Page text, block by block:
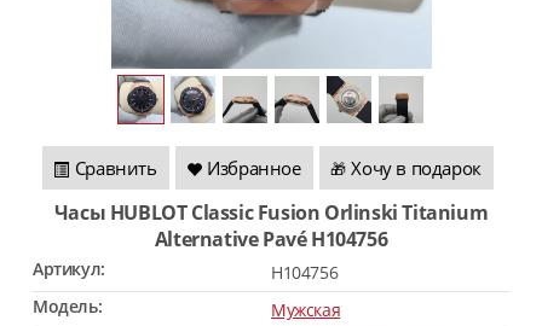
Сравнить Избранное 🎁 Хочу в подарок
Часы HUBLOT Classic Fusion Orlinski Titanium
Alternative Pavé H104756
Артикул:
H104756
Модель:
Мужская